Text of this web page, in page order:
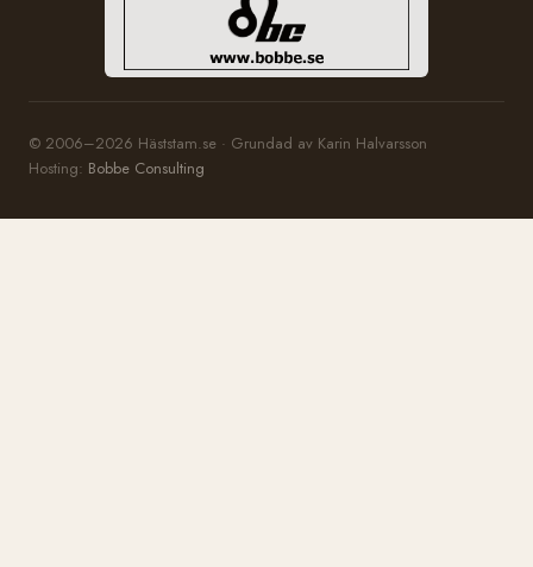
© 2006–2026 Häststam.se · Grundad av Karin Halvarsson
Hosting: Bobbe Consulting